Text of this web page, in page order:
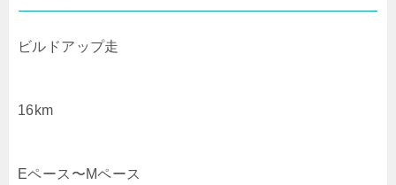
ビルドアップ走
16km
Eペース〜Mペース